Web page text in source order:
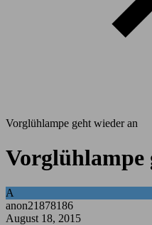
Vorglühlampe geht wieder an
Vorglühlampe
A
anon21878186
August 18, 2015